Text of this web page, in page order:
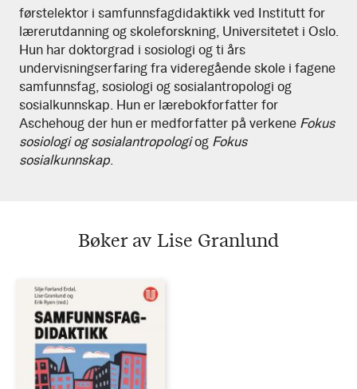
Lise
Granlund
førstelektor i samfunnsfagdidaktikk ved Institutt for
lærerutdanning og skoleforskning, Universitetet i Oslo.
Hun har doktorgrad i sosiologi og ti års
undervisningserfaring fra videregående skole i fagene
samfunnsfag, sosiologi og sosialantropologi og
sosialkunnskap. Hun er lærebokforfatter for
Aschehoug der hun er medforfatter på verkene Fokus
sosiologi og sosialantropologiog Fokus
sosialkunnskap.
Bøker av Lise Granlund